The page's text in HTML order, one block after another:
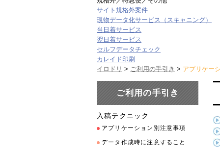
サイト規格外案件
現物データ化サービス（スキャニング）
当日着サービス
翌日着サービス
セルフデータチェック
カレイド印刷
イロドリ > ご利用の手引き > アプリケー
ご利用の手引き
入稿テクニック
アプリケーション別注意事項
データ作成時に注意すること